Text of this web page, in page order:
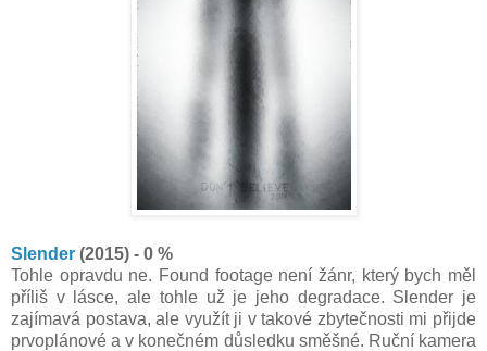
Slender (2015) - 0 %
Tohle opravdu ne. Found footage není žánr, který bych měl
příliš v lásce, ale tohle už je jeho degradace. Slender je
zajímavá postava, ale využít ji v takové zbytečnosti mi přijde
prvoplánové a v konečném důsledku směšné. Ruční kamera